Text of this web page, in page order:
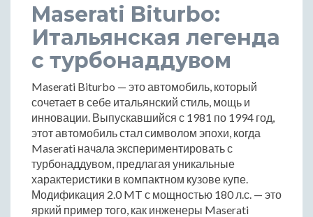
Maserati Biturbo:
Итальянская легенда
с турбонаддувом
Maserati Biturbo — это автомобиль, который
сочетает в себе итальянский стиль, мощь и
инновации. Выпускавшийся с 1981 по 1994 год,
этот автомобиль стал символом эпохи, когда
Maserati начала экспериментировать с
турбонаддувом, предлагая уникальные
характеристики в компактном кузове купе.
Модификация 2.0 MT с мощностью 180 л.с. — это
яркий пример того, как инженеры Maserati